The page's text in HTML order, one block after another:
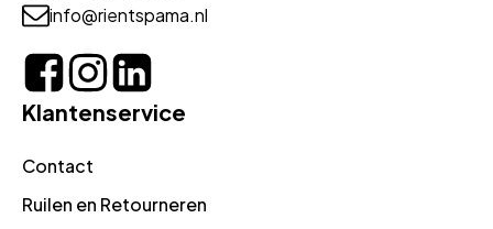
info@rientspama.nl
Klantenservice
Contact
Ruilen en Retourneren